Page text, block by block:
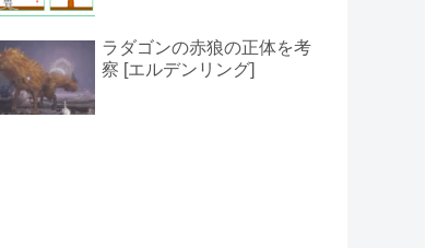
ラダゴンの赤狼の正体を考
察 [エルデンリング]